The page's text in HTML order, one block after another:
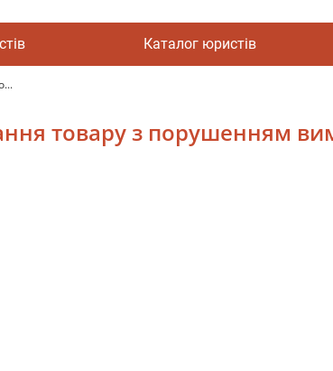
Каталог юристів
товару з порушенням